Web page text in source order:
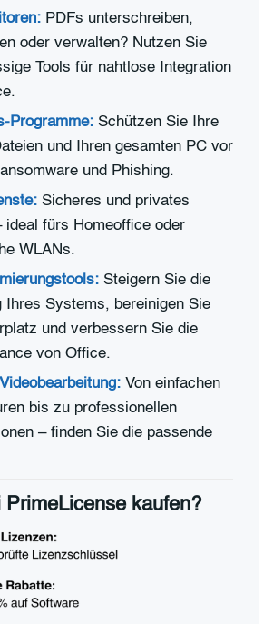
PDFs unterschreiben,
oder verwalten? Nutzen Sie
Tools für nahtlose Integration
Programme: Schützen Sie Ihre
und Ihren gesamten PC vor
und Phishing.
Sicheres und privates
ideal fürs Homeoffice oder
WLANs.
Steigern Sie die
Ihres Systems, bereinigen Sie
und verbessern Sie die
von Office.
Videobearbeitung: Von einfachen
bis zu professionellen
– finden Sie die passende
PrimeLicense kaufen?